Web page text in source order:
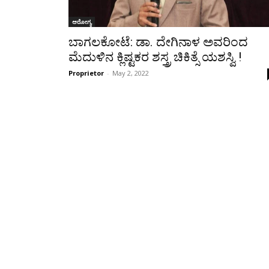
ಆರೋಗ್ಯ
ಬಾಗಲಕೋಟೆ: ಡಾ. ದೇಗಿನಾಳ ಅವರಿಂದ
ಮೆದುಳಿನ ಕ್ಲಿಷ್ಟಕರ ಶಸ್ತ್ರ ಚಿಕಿತ್ಸೆ ಯಶಸ್ವಿ !
Proprietor - May 2, 2022